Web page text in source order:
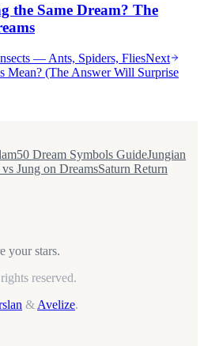
the Same Dream? The
— Ants, Spiders, FliesNext
Mean? (The Answer Will Surprise
50 Dream Symbols GuideJungian
Jung on DreamsSaturn Return
your stars.
reserved.
& Avelize.